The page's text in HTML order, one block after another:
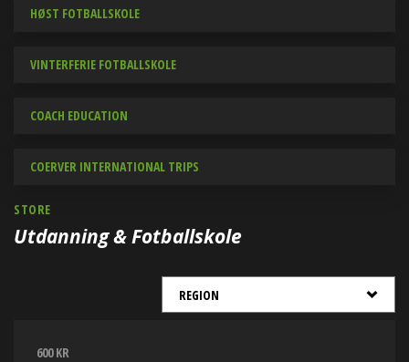
HØST FOTBALLSKOLE
VINTERFERIE FOTBALLSKOLE
COACH EDUCATION
COERVER INTERNATIONAL TRIPS
STORE
Utdanning & Fotballskole
600 KR